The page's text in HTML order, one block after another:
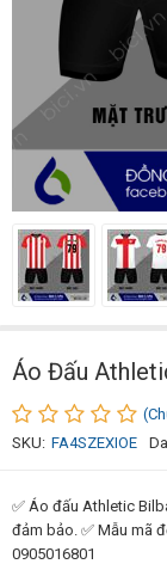
Áo Đấu
SKU: FA4SZEXIOE
✅ Áo đấu Athletic
đảm bảo. ✅ Mẫu mã
0905016801